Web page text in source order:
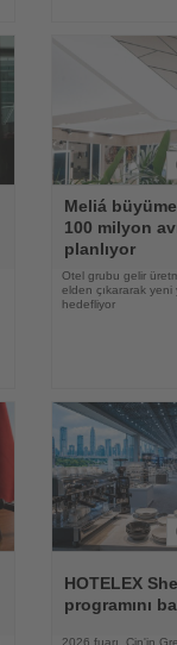
Oku
Meliá
100 milyon
planlıyor
Otel grubu gelir
elden çıkararak yeni
hedefliyor
Oku
HOTELEX
programını
2026 fuarı, Çin'in